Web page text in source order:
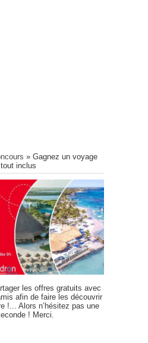
» Gagnez un voyage
inclus
les offres gratuits avec
afin de faire les découvrir
!... Alors n’hésitez pas une
! Merci.